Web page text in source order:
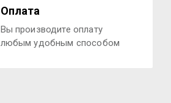
Оплата
Вы производите оплату
любым удобным способом